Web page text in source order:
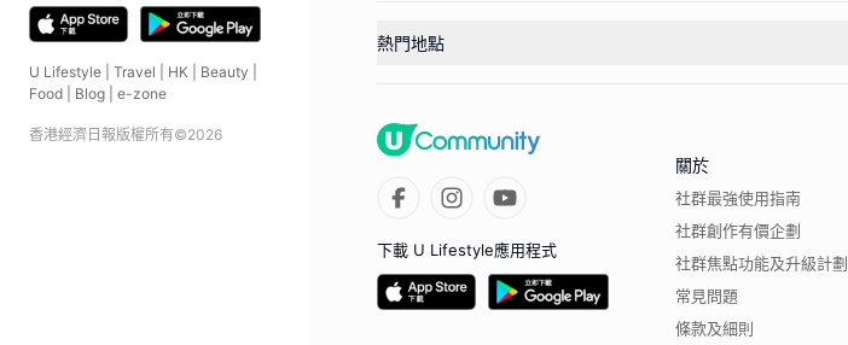
U Lifestyle Travel HK Beauty
Food
Blog e-zone
香港經濟日報版權所有©2026
熱門地點
下載 U Lifestyle應用程式
關於
社群最強使用指南
社群創作有價企劃
社群焦點功能及升級計劃
常見問題
條款及細則